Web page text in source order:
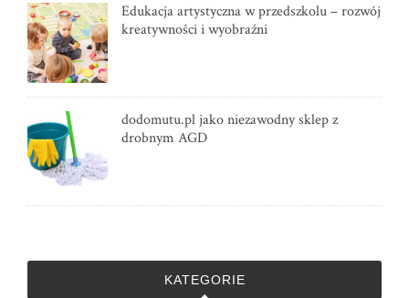
Edukacja artystyczna w przedszkolu – rozwój
kreatywności i wyobraźni
dodomutu.pl jako niezawodny sklep z
drobnym AGD
KATEGORIE